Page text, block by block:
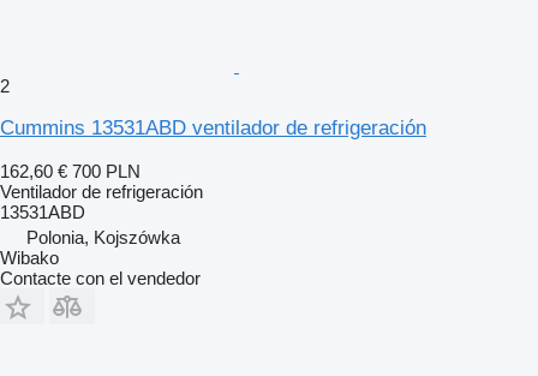
2
Cummins 13531ABD ventilador de refrigeración
162,60 € 700 PLN
Ventilador de refrigeración
13531ABD
Polonia, Kojszówka
Wibako
Contacte con el vendedor